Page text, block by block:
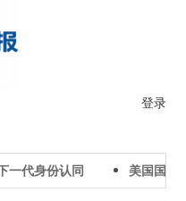
登录
代身份认同 美国国务卿